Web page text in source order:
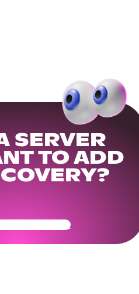
SERVER
TO ADD
Ready